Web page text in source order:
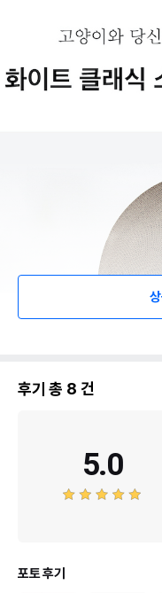
후기 총 8 건
5.0
포토 후기